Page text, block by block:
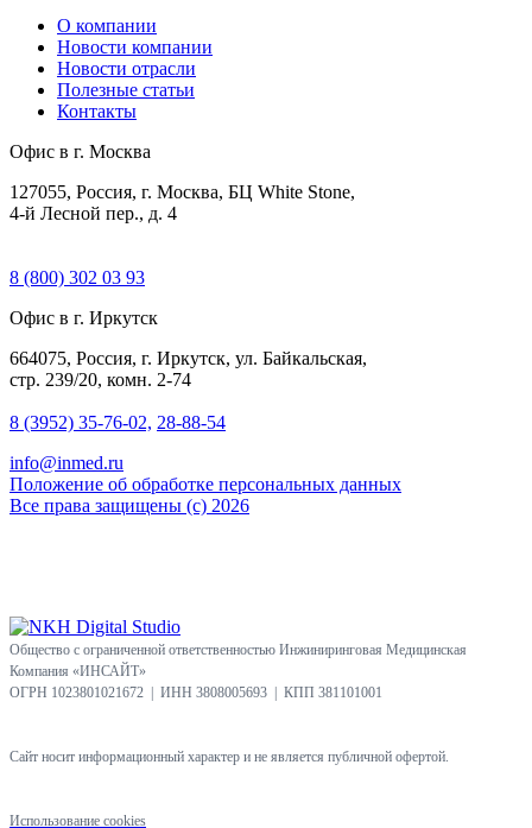
О компании
Новости компании
Новости отрасли
Полезные статьи
Контакты
Офис в г. Москва
127055, Россия, г. Москва, БЦ White Stone,
4-й Лесной пер., д. 4
8 (800) 302 03 93
Офис в г. Иркутск
664075, Россия, г. Иркутск, ул. Байкальская,
стр. 239/20, комн. 2-74
8 (3952) 35-76-02, 28-88-54
info@inmed.ru
Положение об обработке персональных данных
Все права защищены (с) 2026
Общество с ограниченной ответственностью Инжиниринговая Медицинская
Компания «ИНСАЙТ»
ОГРН 1023801021672 | ИНН 3808005693 | КПП 381101001
Сайт носит информационный характер и не является публичной офертой.
Использование cookies